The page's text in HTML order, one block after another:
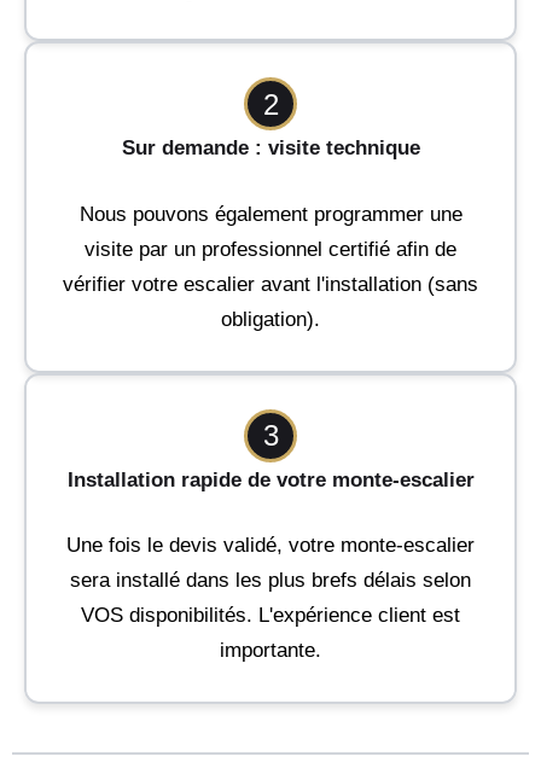
2
Sur demande : visite technique
Nous pouvons également programmer une
visite par un professionnel certifié afin de
vérifier votre escalier avant l'installation (sans
obligation).
3
Installation rapide de votre monte-escalier
Une fois le devis validé, votre monte-escalier
sera installé dans les plus brefs délais selon
VOS disponibilités. L'expérience client est
importante.